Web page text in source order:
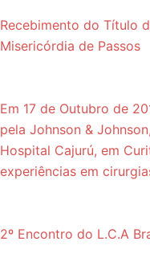
Recebimento do Título
Misericórdia de Passos
Em 17 de Outubro de
pela Johnson &
Hospital Cajurú, em
experiências em
2º Encontro do L.C.A